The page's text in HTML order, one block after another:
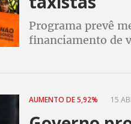
Programa prevê
financiamento de
AUMENTO DE 5,92% 15